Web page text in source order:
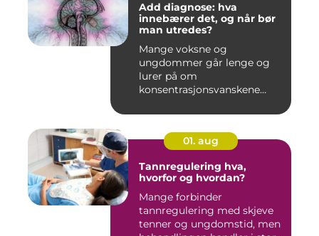
Add diagnose: hva
innebærer det, og når bør
man utredes?
Mange voksne og
ungdommer går lenge og
lurer på om
konsentrasjonsvanskene
01. aug
Tannregulering hva,
hvorfor og hvordan?
Mange forbinder
tannregulering med skjeve
tenner og ungdomstid, men